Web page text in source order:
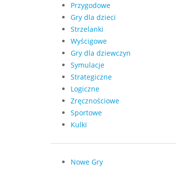
Przygodowe
Gry dla dzieci
Strzelanki
Wyścigowe
Gry dla dziewczyn
Symulacje
Strategiczne
Logiczne
Zręcznościowe
Sportowe
Kulki
Nowe Gry